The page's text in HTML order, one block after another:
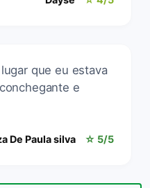
que eu estava
e
De Paula silva ☆ 5/5